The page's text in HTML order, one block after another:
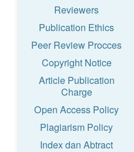
Reviewers
Publication Ethics
Peer Review Procces
Copyright Notice
Article Publication
Charge
Open Access Policy
Plagiarism Policy
Index dan Abtract